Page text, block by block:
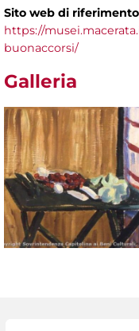
Sito web di riferimento
https://
buonaccorsi/
Galleria